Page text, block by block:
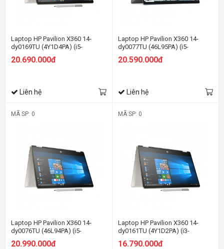
Laptop HP Pavilion X360 14-
dy0169TU (4Y1D4PA) (i5-
1135G7/8GB RAM/512GB
SSD/14 FHD Cảm
20.690.000đ
Liên hệ
Laptop HP Pavilion X360 14-
dy0077TU (46L95PA) (i5-
1135G7/8GB RAM/512GB
SSD/14 FHD Cảm
20.590.000đ
Liên hệ
MÃ SP: 0
Laptop HP Pavilion X360 14-
dy0076TU (46L94PA) (i5-
SSD/14 FHD Cảm
20.990.000đ
MÃ SP: 0
Laptop HP Pavilion X360 14-
dy0161TU (4Y1D2PA) (i3-
SSD/14 FHD Cảm
16.790.000đ